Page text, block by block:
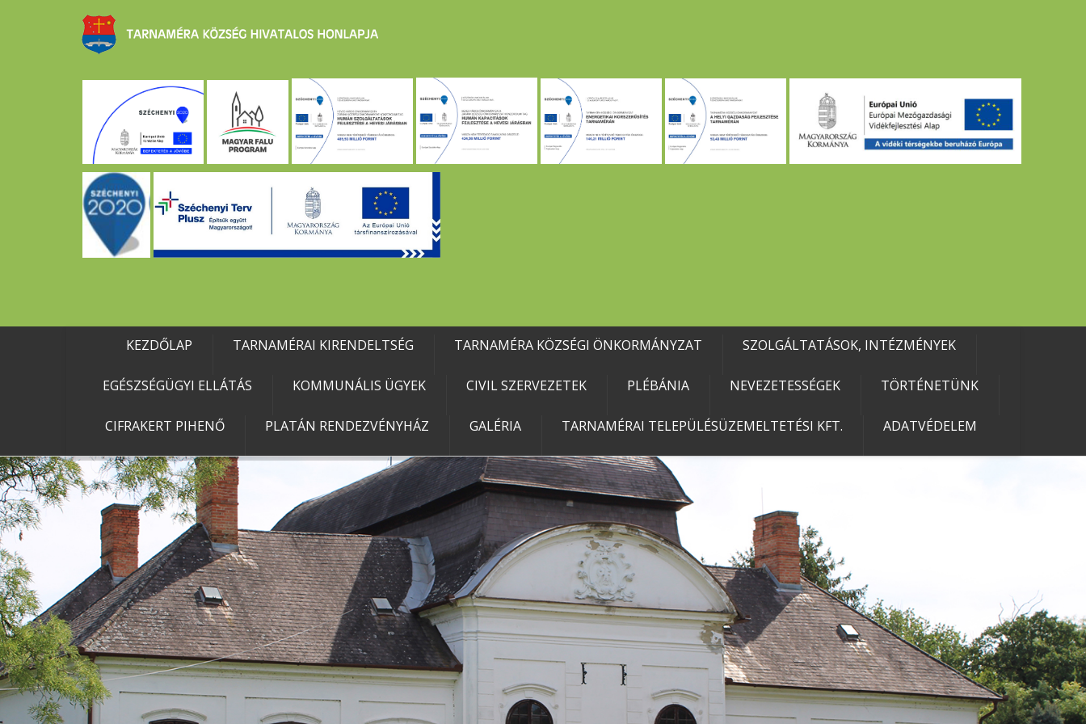
KEZDŐLAP TARNAMÉRAI KIRENDELTSÉG TARNAMÉRA KÖZSÉGI ÖNKORMÁNYZAT SZOLGÁLTATÁSOK, INTÉZMÉNYEK
EGÉSZSÉGÜGYI ELLÁTÁS KOMMUNÁLIS ÜGYEK CIVIL SZERVEZETEK PLÉBÁNIA NEVEZETESSÉGEK TÖRTÉNETÜNK
CIFRAKERT PIHENŐ PLATÁN RENDEZVÉNYHÁZ GALÉRIA TARNAMÉRAI TELEPÜLÉSÜZEMELTETÉSI KFT. ADATVÉDELEM